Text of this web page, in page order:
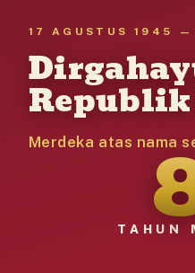
17 AGUSTUS 1945 —
Merdeka atas nama
TAHUN